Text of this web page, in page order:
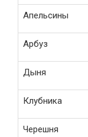
Апельсины
Арбуз
Дыня
Клубника
Черешня